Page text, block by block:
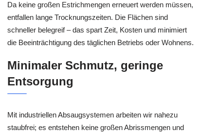
Da keine großen Estrichmengen erneuert werden müssen,
entfallen lange Trocknungszeiten. Die Flächen sind
schneller belegreif – das spart Zeit, Kosten und minimiert
die Beeinträchtigung des täglichen Betriebs oder Wohnens.
Minimaler Schmutz, geringe
Entsorgung
Mit industriellen Absaugsystemen arbeiten wir nahezu
staubfrei; es entstehen keine großen Abrissmengen und